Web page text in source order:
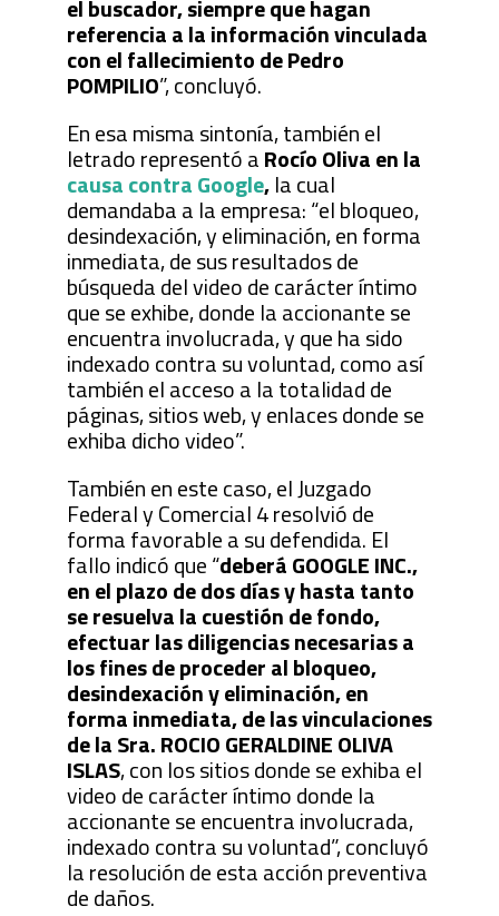
el buscador, siempre que hagan
referencia a la información vinculada
con el fallecimiento de Pedro
POMPILIO”, concluyó.
En esa misma sintonía, también el
letrado representó aRocío Oliva en la
causa contra Google,la cual
demandaba a la empresa: “el bloqueo,
desindexación, y eliminación, en forma
inmediata, de sus resultados de
búsqueda del video de carácter íntimo
que se exhibe, donde la accionante se
encuentra involucrada, y que ha sido
indexado contra su voluntad, como así
también el acceso a la totalidad de
páginas, sitios web, y enlaces donde se
exhiba dicho video”.
También en este caso, el Juzgado
Federal y Comercial 4 resolvió de
forma favorable a su defendida. El
fallo indicó que “deberá GOOGLE INC.,
en el plazo de dos días y hasta tanto
se resuelva la cuestión de fondo,
efectuar las diligencias necesarias a
los fines de proceder al bloqueo,
desindexación y eliminación, en
forma inmediata, de las vinculaciones
de la Sra. ROCIO GERALDINE OLIVA
ISLAS, con los sitios donde se exhiba el
video de carácter íntimo donde la
accionante se encuentra involucrada,
indexado contra su voluntad”, concluyó
la resolución de esta acción preventiva
de daños.